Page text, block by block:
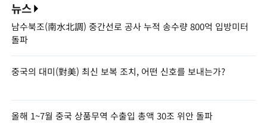
뉴스
남수북조(南水北調) 중간선로 공사 누적 송수량 800억 입방미터
돌파
중국의 대미(對美) 최신 보복 조치, 어떤 신호를 보내는가?
올해 1~7월 중국 상품무역 수출입 총액 30조 위안 돌파